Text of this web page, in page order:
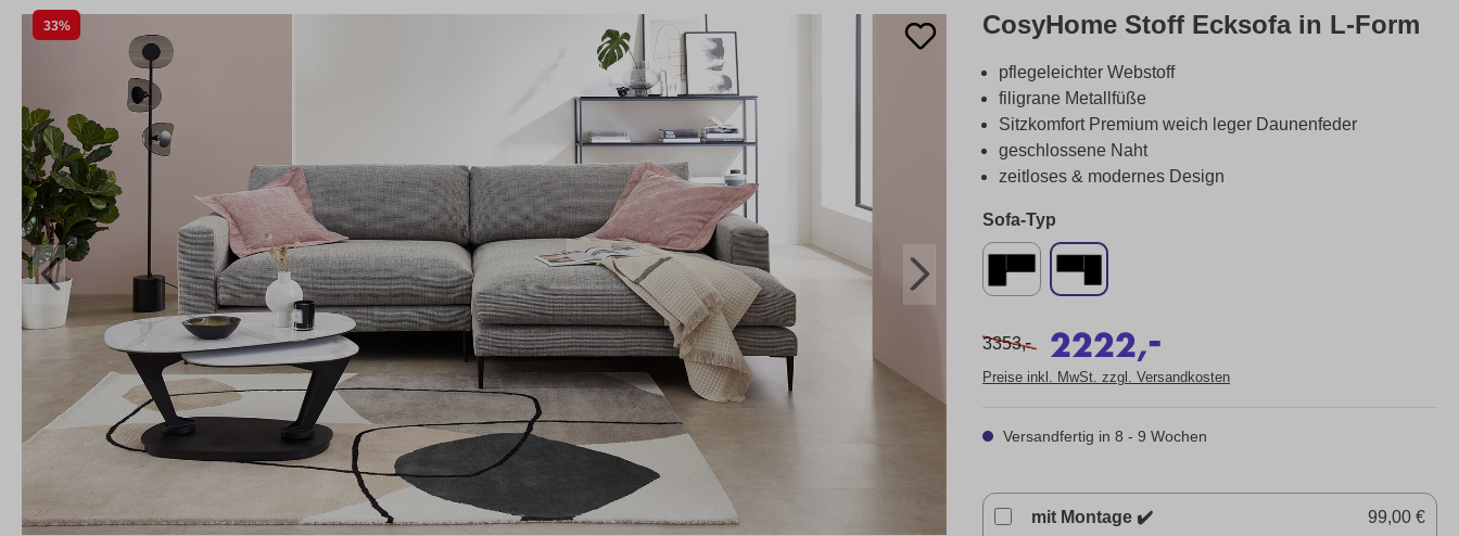
33% CosyHome Stoff Ecksofa in L-Form
pflegeleichter Webstoff
filigrane Metallfüße
Sitzkomfort Premium weich leger Daunenfeder
geschlossene Naht
zeitloses & modernes Design
Sofa-Typ
3353,- 2222,
-
Preise inkl. MwSt. zzgl. Versandkosten
Versandfertig in 8 - 9 Wochen
mit Montage ✔️
99,00 €